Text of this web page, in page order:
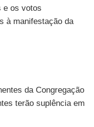
e os votos
à manifestação da
da Congregação
terão suplência em